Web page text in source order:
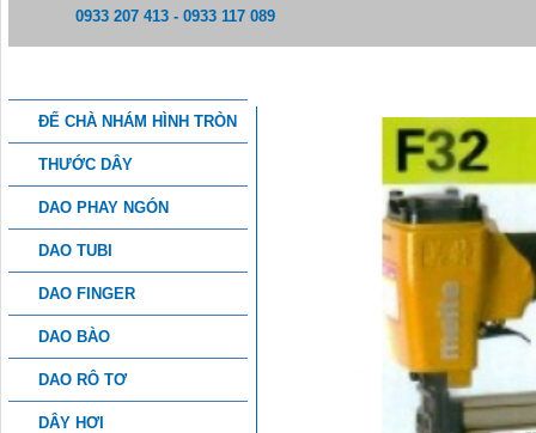
0933 207 413 - 0933 117 089
ĐẾ CHÀ NHÁM HÌNH TRÒN
THƯỚC DÂY
DAO PHAY NGÓN
DAO TUBI
DAO FINGER
DAO BÀO
DAO RÔ TƠ
DÂY HƠI
THÔNG TIN CHI TIẾT
MÁY BẮN ĐINH MEITE F32